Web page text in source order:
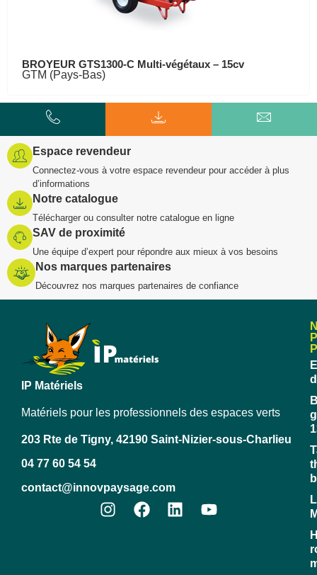
BROYEUR GTS1300-C Multi-végétaux – 15cv
GTM (Pays-Bas)
Espace revendeur
Connectez-vous à votre espace revendeur pour accéder à plus
d’informations
Notre catalogue
Télécharger ou consulter notre catalogue en ligne
SAV de proximité
Une équipe d’expert pour répondre aux mieux à vos besoins
Nos marques partenaires
Découvrez nos marques partenaires de confiance
IP Matériels
Matériels pour les professionnels des espaces verts
203 Rte de Tigny, 42190 Saint-Nizier-sous-Charlieu
04 77 60 54 54
contact@innovpaysage.com